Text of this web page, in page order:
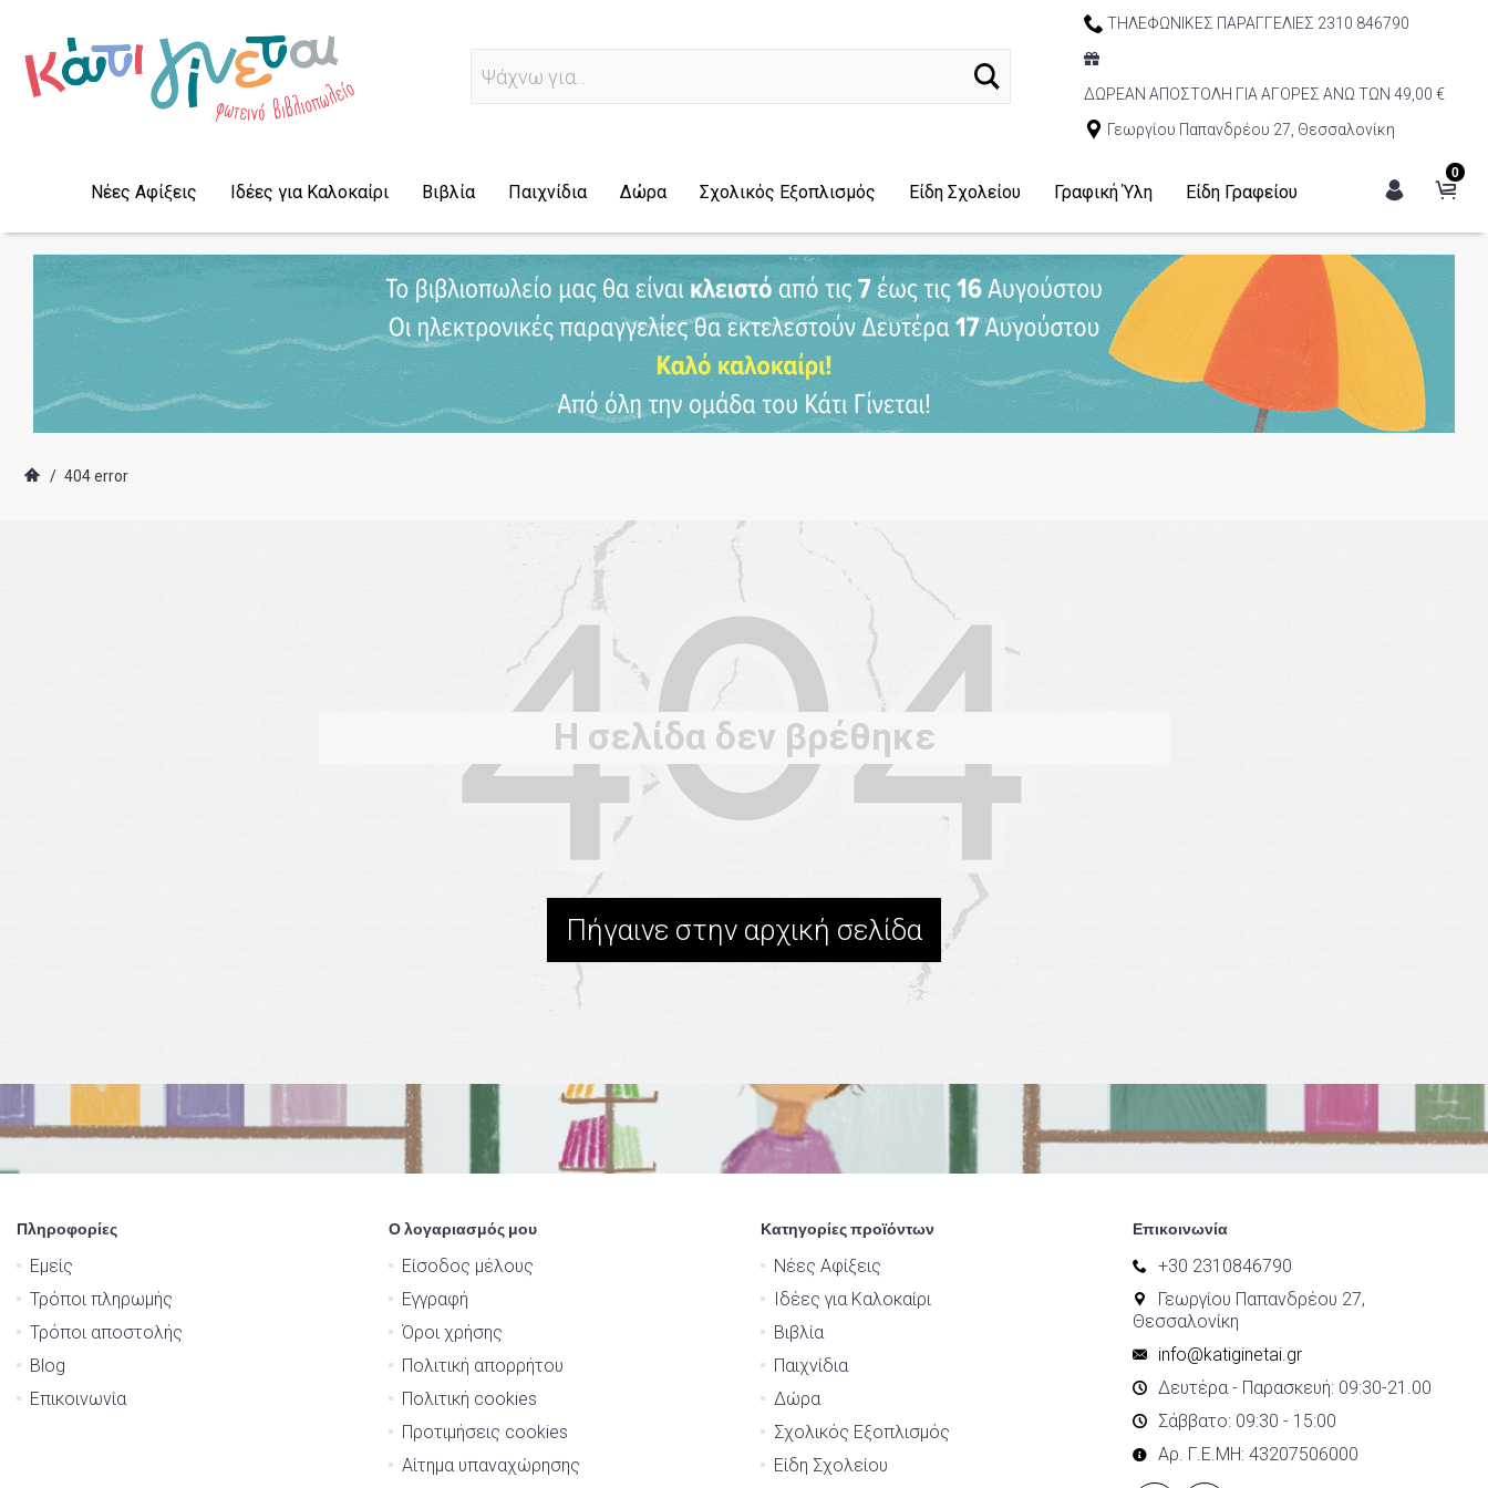
Αναζ
ΤΗΛΕΦΩΝΙΚΕΣ ΠΑΡΑΓΓΕΛΙΕΣ 2310 846790
ΔΩΡΕΑΝ ΑΠΟΣΤΟΛΗ ΓΙΑ ΑΓΟΡΕΣ ΑΝΩ ΤΩΝ 49,00 €
Γεωργίου Παπανδρέου 27, Θεσσαλονίκη
0
Νέες Αφίξεις Ιδέες για Καλοκαίρι Βιβλία Παιχνίδια Δώρα Σχολικός Εξοπλισμός Είδη Σχολείου Γραφική Ύλη Είδη Γραφείου
/ 404 error
Η σελίδα δεν βρέθηκε
Πήγαινε στην αρχική σελίδα
Πληροφορίες
Εμείς
Τρόποι πληρωμής
Τρόποι αποστολής
Blog
Επικοινωνία
Ο λογαριασμός μου
Είσοδος μέλους
Εγγραφή
Όροι χρήσης
Πολιτική απορρήτου
Πολιτική cookies
Προτιμήσεις cookies
Αίτημα υπαναχώρησης
Κατηγορίες προϊόντων
Νέες Αφίξεις
Ιδέες για Καλοκαίρι
Βιβλία
Παιχνίδια
Δώρα
Σχολικός Εξοπλισμός
Είδη Σχολείου
Επικοινωνία
+30 2310846790
Γεωργίου Παπανδρέου 27,
Θεσσαλονίκη
info@katiginetai.gr
Δευτέρα - Παρασκευή: 09:30-21.00
Σάββατο: 09:30 - 15:00
Αρ. Γ.Ε.ΜΗ: 43207506000